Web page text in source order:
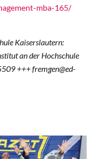
mba-165/
Kaiserslautern:
an der Hochschule
+++ fremgen@ed-